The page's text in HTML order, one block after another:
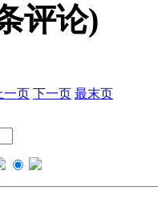
评论)
一页 下一页 最末页